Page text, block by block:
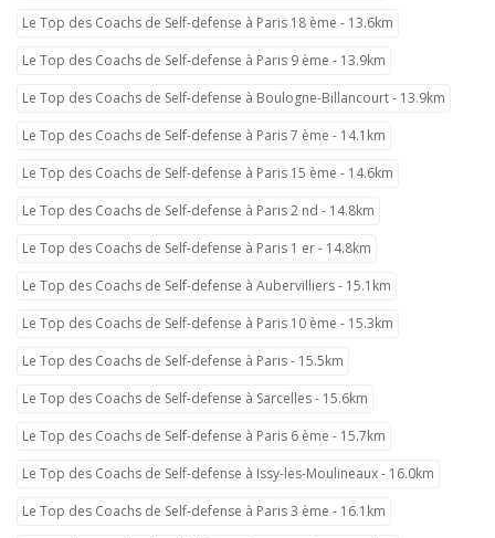
Le Top des Coachs de Self-defense à Paris 18 ème - 13.6km
Le Top des Coachs de Self-defense à Paris 9 ème - 13.9km
Le Top des Coachs de Self-defense à Boulogne-Billancourt - 13.9km
Le Top des Coachs de Self-defense à Paris 7 ème - 14.1km
Le Top des Coachs de Self-defense à Paris 15 ème - 14.6km
Le Top des Coachs de Self-defense à Paris 2 nd - 14.8km
Le Top des Coachs de Self-defense à Paris 1 er - 14.8km
Le Top des Coachs de Self-defense à Aubervilliers - 15.1km
Le Top des Coachs de Self-defense à Paris 10 ème - 15.3km
Le Top des Coachs de Self-defense à Paris - 15.5km
Le Top des Coachs de Self-defense à Sarcelles - 15.6km
Le Top des Coachs de Self-defense à Paris 6 ème - 15.7km
Le Top des Coachs de Self-defense à Issy-les-Moulineaux - 16.0km
Le Top des Coachs de Self-defense à Paris 3 ème - 16.1km